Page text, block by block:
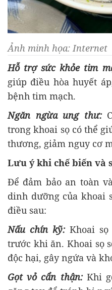
Ảnh minh họa: Internet
Hỗ trợ sức khỏe tim
giúp điều hòa huyết
bệnh tim mạch.
Ngăn ngừa ung thư:
trong khoai sọ có thể
thương, giảm nguy cơ
Lưu ý khi chế biến và
Để đảm bảo an toàn
dinh dưỡng của khoai
điều sau:
Nấu chín kỹ: Khoai
trước khi ăn. Khoai sọ
độc hại, gây ngứa và
Gọt vỏ cẩn thận: Khi